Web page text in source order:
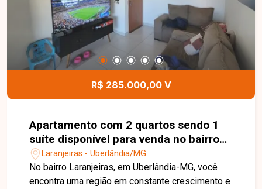
localização estratégica e de fácil acesso. Entre
em contato e agende sua visita!
R$ 285.000,00 V
Apartamento com 2 quartos sendo 1
suíte disponível para venda no bairro
Laranjeiras em Uberlândia-MG
Laranjeiras - Uberlândia/MG
No bairro Laranjeiras, em Uberlândia-MG, você
encontra uma região em constante crescimento e